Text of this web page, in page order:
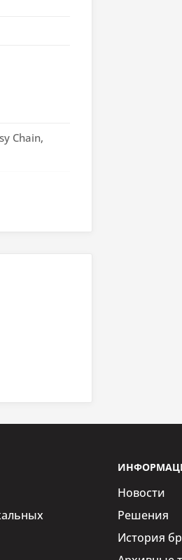
Chain,
Новости
Решения
История